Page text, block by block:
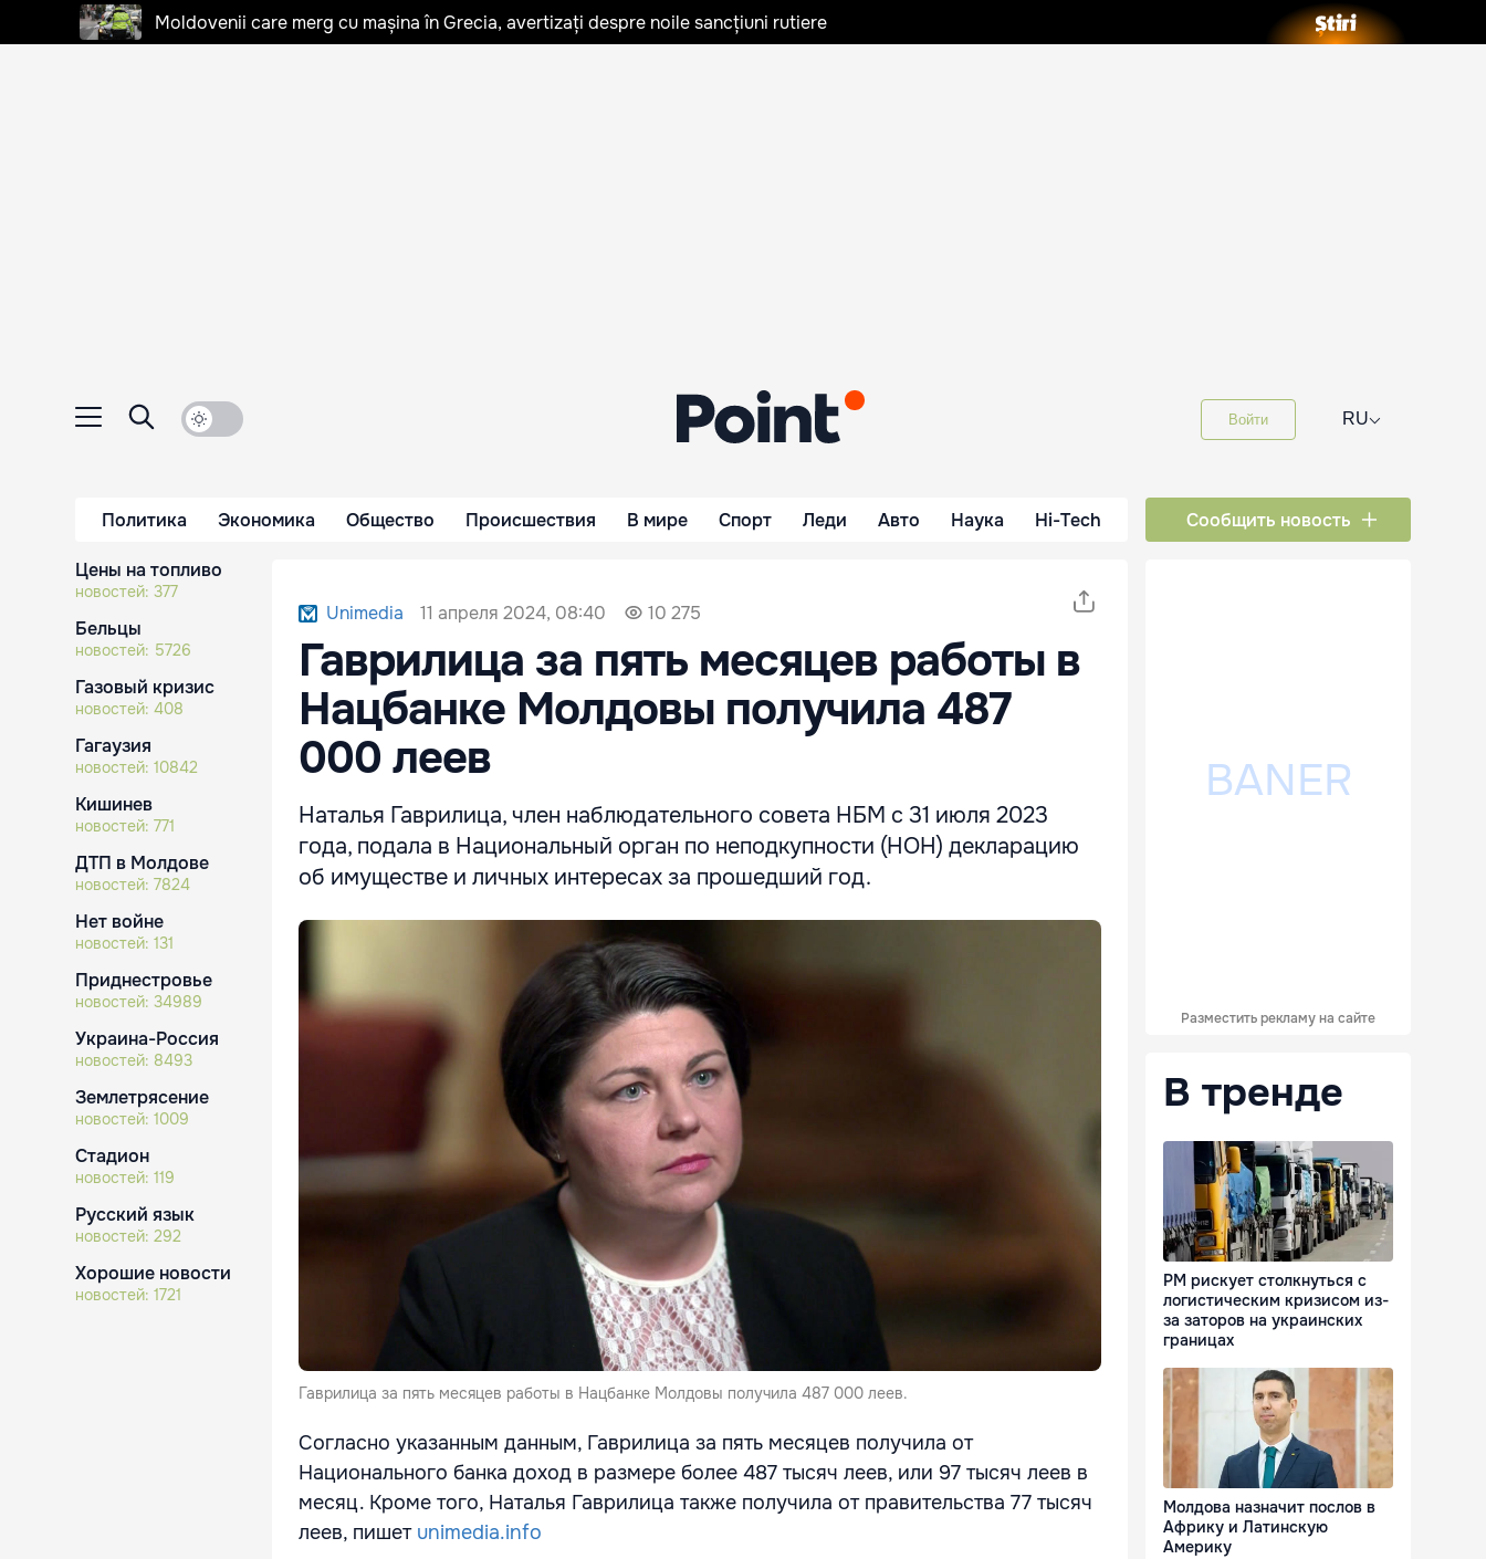
Moldovenii care merg cu mașina în Grecia, avertizați despre noile sancțiuni rutiere
Войти RU⌵
Политика Экономика Общество Происшествия В мире Спорт Леди Авто Наука Hi-Tech Сообщить новость
Цены на топливо
новостей: 377
Бельцы
новостей: 5726
Газовый кризис
новостей: 408
Гагаузия
новостей: 10842
Кишинев
новостей: 771
ДТП в Молдове
новостей: 7824
Нет войне
новостей: 131
Приднестровье
новостей: 34989
Украина-Россия
новостей: 8493
Землетрясение
новостей: 1009
Стадион
новостей: 119
Русский язык
новостей: 292
Хорошие новости
новостей: 1721
Unimedia 11 апреля 2024, 08:40 10 275
Гаврилица за пять месяцев работы в
Нацбанке Молдовы получила 487
000 леев
Наталья Гаврилица, член наблюдательного совета НБМ с 31 июля 2023
года, подала в Национальный орган по неподкупности (НОН) декларацию
об имуществе и личных интересах за прошедший год.
Гаврилица за пять месяцев работы в Нацбанке Молдовы получила 487 000 леев.
Согласно указанным данным, Гаврилица за пять месяцев получила от
Национального банка доход в размере более 487 тысяч леев, или 97 тысяч леев в
месяц. Кроме того, Наталья Гаврилица также получила от правительства 77 тысяч
леев, пишетunimedia.info
Разместить рекламу на сайте
В тренде
РМ рискует столкнуться с
логистическим кризисом из-
за заторов на украинских
границах
Молдова назначит послов в
Африку и Латинскую
Америку